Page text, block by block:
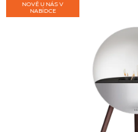
NOVĚ U NÁS V
NABÍDCE